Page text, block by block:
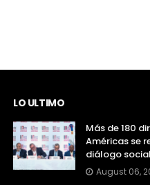
LO ULTIMO
Más de 180
Américas se
diálogo
August 06,